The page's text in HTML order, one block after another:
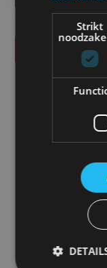
vermeld.
Vraag offerte
SPECIFICATIES
Strikt